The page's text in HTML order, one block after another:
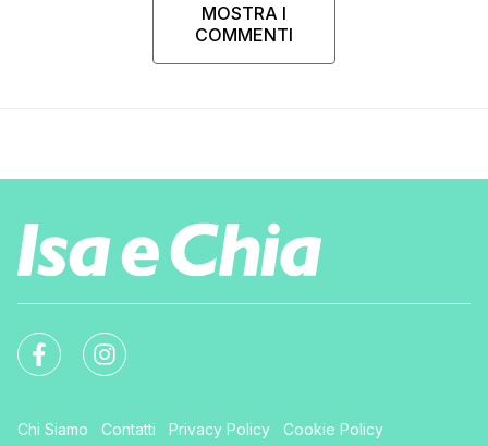
MOSTRA I
COMMENTI
Chi Siamo Contatti Privacy Policy Cookie Policy